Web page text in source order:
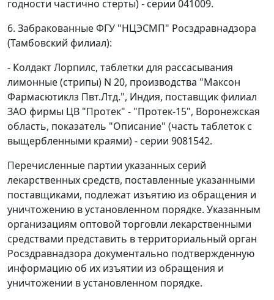
годности частично стерты) - серии 041009.
6. Забракованные ФГУ "НЦЭСМП" Росздравнадзора
(Тамбовский филиал):
- Колдакт Лорпилс, таблетки для рассасывания
лимонные (стрипы) N 20, производства "Максон
Фармасютиклз Пвт.Лтд.", Индия, поставщик филиал
ЗАО фирмы ЦВ "Протек" - "Протек-15", Воронежская
область, показатель "Описание" (часть таблеток с
выщербленными краями) - серии 9081542.
Перечисленные партии указанных серий
лекарственных средств, поставленные указанными
поставщиками, подлежат изъятию из обращения и
уничтожению в установленном порядке. Указанным
организациям оптовой торговли лекарственными
средствами представить в территориальный орган
Росздравнадзора документально подтвержденную
информацию об их изъятии из обращения и
уничтожении в установленном порядке.